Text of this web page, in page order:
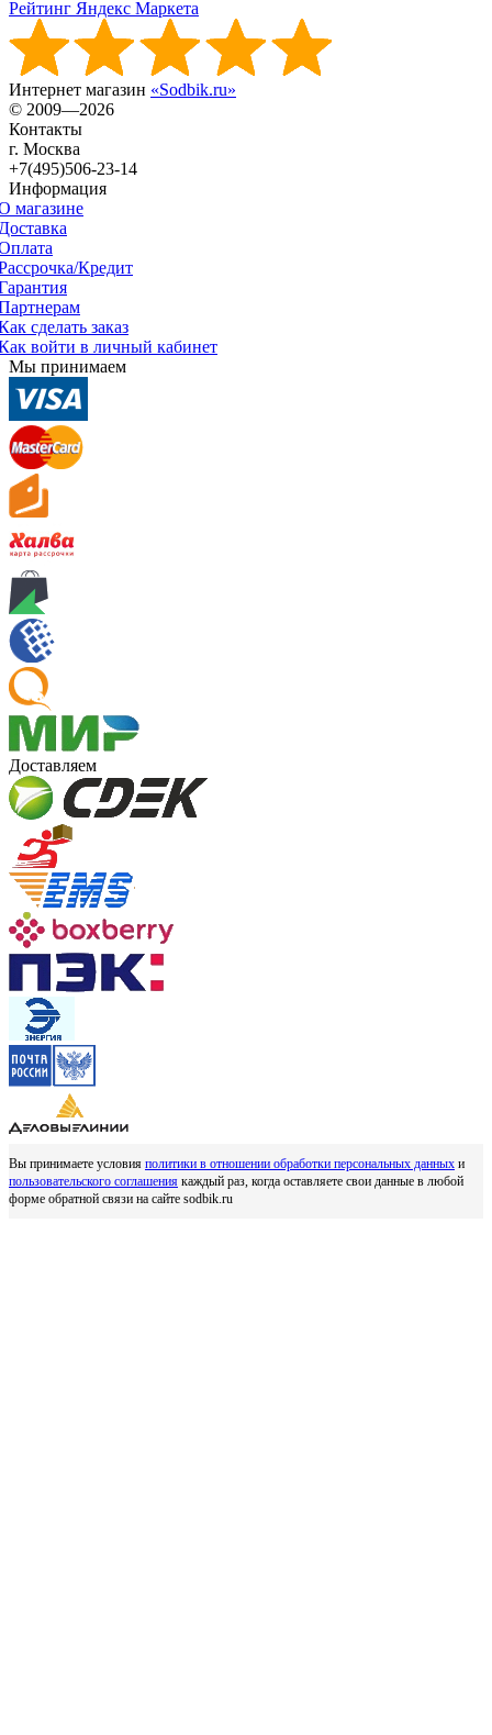
Рейтинг Яндекс Маркета
Интернет магазин «Sodbik.ru»
© 2009—2026
Контакты
г. Москва
+7(495)506-23-14
Информация
магазине
Кредит
сделать заказ
войти в личный кабинет
Мы принимаем
Доставляем
Вы принимаете условия политики в отношении обработки персональных данных и
пользовательского соглашения каждый раз, когда оставляете свои данные в любой
форме обратной связи на сайте sodbik.ru